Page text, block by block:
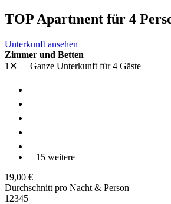
TOP Apartment für 4
Unterkunft ansehen
Zimmer und Betten
1✕
Ganze Unterkunft für 4 Gäste
+ 15 weitere
19,00 €
Durchschnitt pro Nacht & Person
1 2345